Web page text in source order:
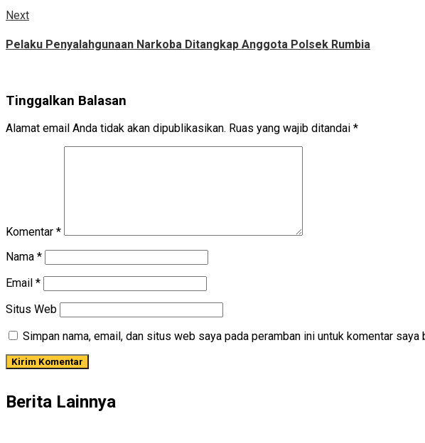
NextNext
Pelaku Penyalahgunaan Narkoba Ditangkap Anggota Polsek Rumbia
Tinggalkan Balasan
Alamat email Anda tidak akan dipublikasikan. Ruas yang wajib ditandai *
Komentar *
Nama *
Email *
Situs Web
Simpan nama, email, dan situs web saya pada peramban ini untuk komentar saya
Berita Lainnya